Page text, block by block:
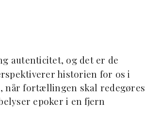
autenticitet, og det er de
historien for os i
når fortællingen skal redegøres
epoker i en fjern